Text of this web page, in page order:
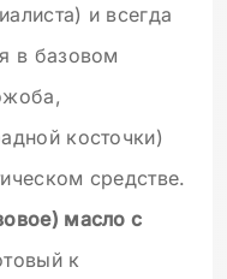
и всегда
в базовом
косточки)
средстве.
масло с
к